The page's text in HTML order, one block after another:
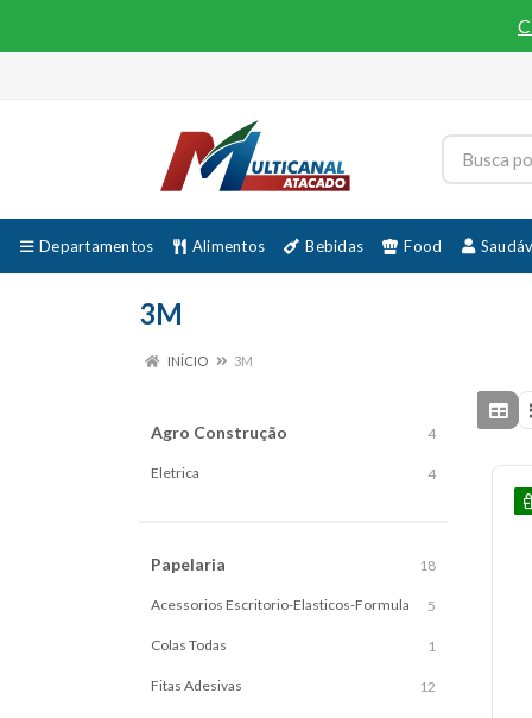
Departamentos Alimentos Bebidas Food
3M
INÍCIO 3M
Agro Construção 4
Eletrica 4
Papelaria 18
Acessorios Escritorio-Elasticos-Formula 5
Colas Todas 1
Fitas Adesivas 12